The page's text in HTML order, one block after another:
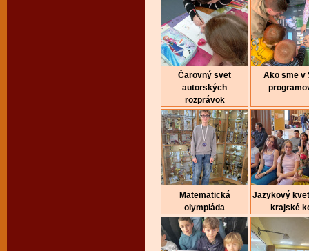
Čarovný svet
autorských
rozprávok
Ako sme v
Matematická
olympiáda
Jazykový
krajské